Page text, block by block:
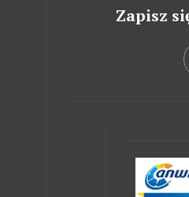
Zapisz